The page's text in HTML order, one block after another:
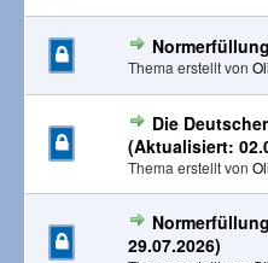
Thema erstellt von
Die
(Aktualisiert:
Thema erstellt von
29.07.2026)